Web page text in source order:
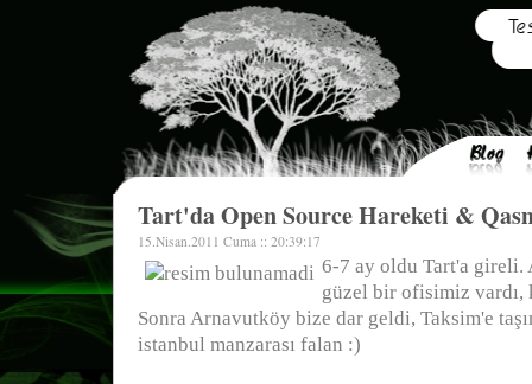
Tart'da Open Source Hareketi &
15.Nisan.2011 Cuma :: 20:39:17
6-7 ay oldu Tart'a gireli.
güzel bir ofisimiz
Sonra Arnavutköy bize dar geldi, Taksim'e
istanbul manzarası falan :)